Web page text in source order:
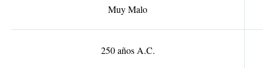
Muy Malo
250 años A.C.